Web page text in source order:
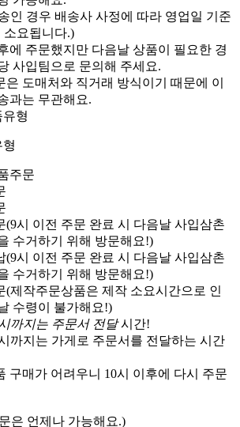
인 경우 배송사 사정에 따라 영업일 기준
소요됩니다.)
에 주문했지만 다음날 상품이 필요한 경
사입팀으로 문의해 주세요.
은 도매처와 직거래 방식이기 때문에 이
과는 무관해요.
주문
(9시 이전 주문 완료 시 다음날 사입삼촌
수거하기 위해 방문해요!)
(9시 이전 주문 완료 시 다음날 사입삼촌
수거하기 위해 방문해요!)
(제작주문상품은 제작 소요시간으로 인
수령이 불가해요!)
까지는 주문서 전달시간!
까지는 가게로 주문서를 전달하는 시간
구매가 어려우니 10시 이후에 다시 주문
은 언제나 가능해요.)